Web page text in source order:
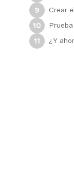
9
Crear
10
11
¿Y